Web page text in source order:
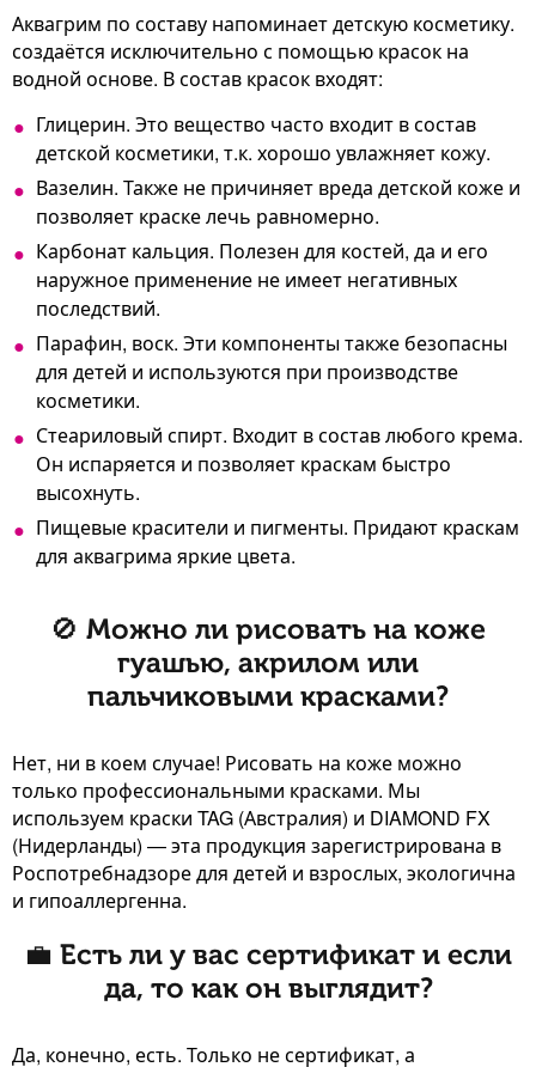
Аквагрим по составу напоминает детскую косметику.
создаётся исключительно с помощью красок на
водной основе. В состав красок входят:
Глицерин. Это вещество часто входит в состав
детской косметики, т.к. хорошо увлажняет кожу.
Вазелин. Также не причиняет вреда детской коже и
позволяет краске лечь равномерно.
Карбонат кальция. Полезен для костей, да и его
наружное применение не имеет негативных
последствий.
Парафин, воск. Эти компоненты также безопасны
для детей и используются при производстве
косметики.
Стеариловый спирт. Входит в состав любого крема.
Он испаряется и позволяет краскам быстро
высохнуть.
Пищевые красители и пигменты. Придают краскам
для аквагрима яркие цвета.
🚫 Можно ли рисовать на коже
гуашью, акрилом или
пальчиковыми красками?
Нет, ни в коем случае! Рисовать на коже можно
только профессиональными красками. Мы
используем краски TAG (Австралия) и DIAMOND FX
(Нидерланды) — эта продукция зарегистрирована в
Роспотребнадзоре для детей и взрослых, экологична
и гипоаллергенна.
💼 Есть ли у вас сертификат и если
да, то как он выглядит?
Да, конечно, есть. Только не сертификат, а